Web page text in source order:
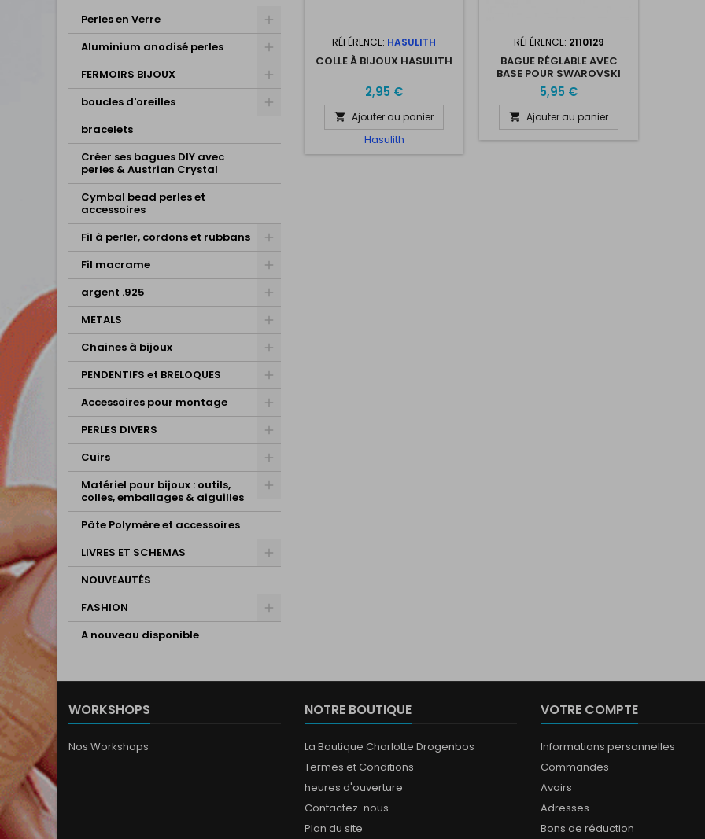
Perles en Verre
Aluminium anodisé perles
FERMOIRS BIJOUX
boucles d'oreilles
bracelets
Créer ses bagues DIY avec
perles & Austrian Crystal
Cymbal bead perles et
accessoires
Fil à perler, cordons et rubbans
Fil macrame
argent .925
METALS
Chaines à bijoux
PENDENTIFS et BRELOQUES
Accessoires pour montage
PERLES DIVERS
Cuirs
Matériel pour bijoux : outils,
colles, emballages & aiguilles
Pâte Polymère et accessoires
LIVRES ET SCHEMAS
NOUVEAUTÉS
FASHION
A nouveau disponible
RÉFÉRENCE: HASULITH
COLLE À BIJOUX HASULITH
2,95 €
 Ajouter au panier
Hasulith
RÉFÉRENCE: 2110129
BAGUE RÉGLABLE AVEC
BASE POUR SWAROVSKI
8MM PIERRE RONDE
5,95 €
 Ajouter au panier
WORKSHOPS
Nos Workshops
NOTRE BOUTIQUE
La Boutique Charlotte Drogenbos
Termes et Conditions
heures d'ouverture
Contactez-nous
Plan du site
VOTRE COMPTE
Informations personnelles
Commandes
Avoirs
Adresses
Bons de réduction